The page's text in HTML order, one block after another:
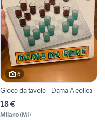
6
Gioco da tavolo - Dama Alcolica
18 €
Milano(MI)